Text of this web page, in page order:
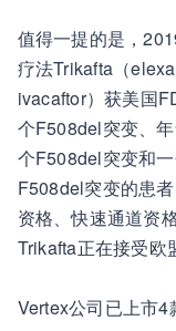
值得一提的是，
疗法Trikafta（
ivacaftor）获美国
个F508del突变、
个F508del突变和
F508del突变的患者
资格、快速通道资
Trikafta正在接受欧
Vertex公司已上市4